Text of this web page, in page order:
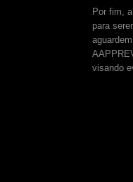
Por fim,
para
visando